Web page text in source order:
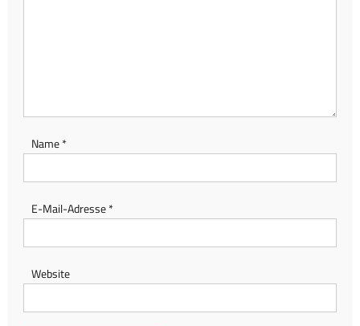
Name*
E-Mail-Adresse*
Website